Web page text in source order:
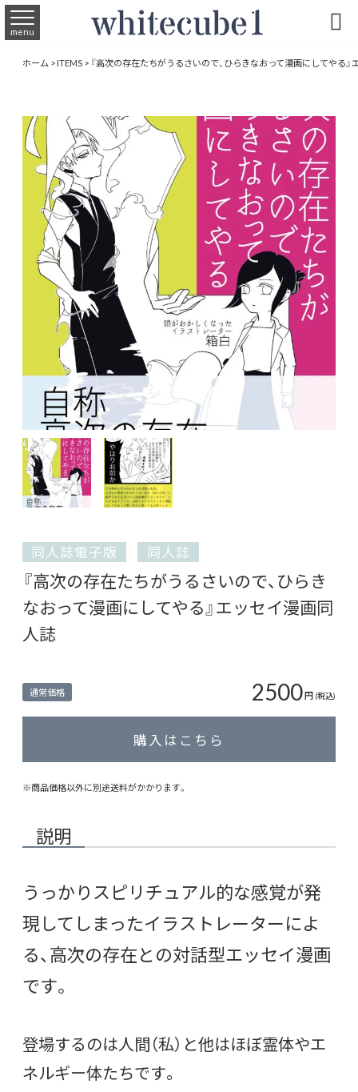
menu 
ホーム>ITEMS> 『高次の存在たちがうるさいので、ひらきなおって漫画にしてやる
同人誌電子版 同人誌
『高次の存在たちがうるさいので、ひらき
なおって漫画にしてやる』エッセイ漫画同
人誌
通常価格 2500円 (税込)
購入はこちら
※商品価格以外に別途送料がかかります。
説明
うっかりスピリチュアル的な感覚が発
現してしまったイラストレーターによ
る、高次の存在との対話型エッセイ漫画
です。
登場するのは人間（私）と他はほぼ霊体やエ
ネルギー体たちです。